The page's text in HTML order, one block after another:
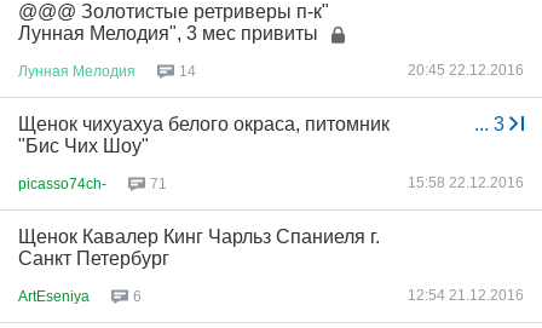
@@@ Золотистые ретриверы п-к"
Лунная Мелодия", 3 мес привиты
Лунная Мелодия 14 20:45 22.12.2016
... 3
Щенок чихуахуа белого окраса, питомник
"Бис Чих Шоу"
picasso74ch- 71 15:58 22.12.2016
Щенок Кавалер Кинг Чарльз Спаниеля г.
Санкт Петербург
ArtEseniya 6 12:54 21.12.2016